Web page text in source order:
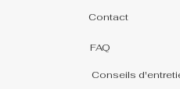
Contact
FAQ
Conseils